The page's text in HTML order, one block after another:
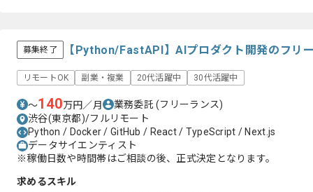
募集終了 【Python/FastAPI】AIプロダクト開発のフリ
リモートOK 副業・複業 20代活躍中 30代活躍中
〜140万円／月 業務委託(フリーランス)
渋谷(東京都)/フルリモート
Python / Docker / GitHub / React / TypeScript / Next.js
データサイエンティスト
※稼働日数や時間帯はご相談の後、正式決定となります。
求めるスキル